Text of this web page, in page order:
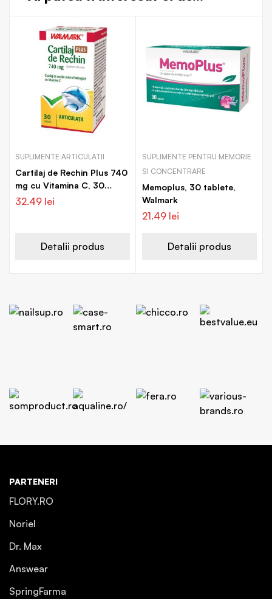
SUPLIMENTE ARTICULATII
Cartilaj de Rechin Plus 740
mg cu Vitamina C, 30
capsule, Walmark
32.49 lei
Detalii produs
SUPLIMENTE PENTRU MEMORIE
SI CONCENTRARE
Memoplus, 30 tablete,
Walmark
21.49 lei
Detalii produs
PARTENERI
FLORY.RO
Noriel
Dr. Max
Answear
SpringFarma